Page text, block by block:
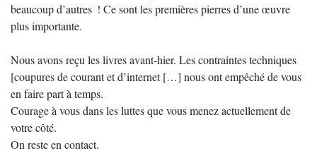
beaucoup d’autres ! Ce sont les premières pierres d’une œuvre
plus importante.
Nous avons reçu les livres avant-hier. Les contraintes techniques
[coupures de courant et d’internet […] nous ont empêché de vous
en faire part à temps.
Courage à vous dans les luttes que vous menez actuellement de
votre côté.
On reste en contact.